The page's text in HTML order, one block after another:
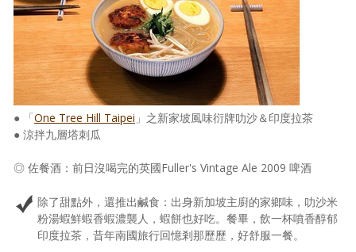
● 「One Tree Hill Taipei 」之新家坡風味衍牌叻沙＆印度拉茶
● 涼拌九層塔刺瓜
◎ 佐餐酒：前日沒喝完的英國Fuller's Vintage Ale 2009 啤酒
除了甜點外，還推出鹹食：出身新加坡主廚的家鄉味，叻沙米
粉湯蝦鮮蝦香蝦濃襲人，蝦餅也好吃。餐畢，飲一杯噴香醇郁
印度拉茶，昔年南國旅行回憶剎那歷歷，好舒服一餐。